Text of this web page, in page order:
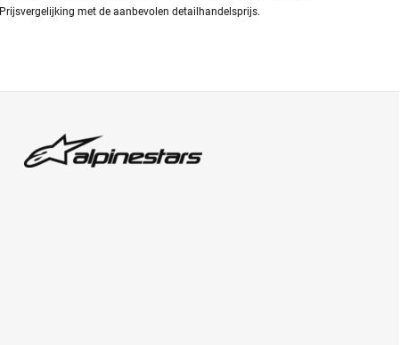
Prijsvergelijking met de aanbevolen detailhandelsprijs.